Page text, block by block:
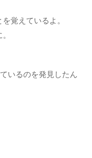
覚えているよ。
いるのを発見したん